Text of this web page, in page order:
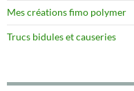
Mes créations fimo polymer
Trucs bidules et causeries